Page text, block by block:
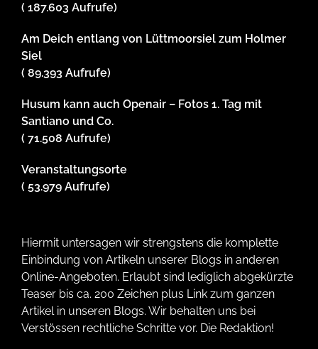
( 187.603 Aufrufe)
Am Deich entlang von Lüttmoorsiel zum Holmer
Siel
( 89.393 Aufrufe)
Husum kann auch Openair – Fotos 1. Tag mit
Santiano und Co.
( 71.508 Aufrufe)
Veranstaltungsorte
( 53.979 Aufrufe)
Hiermit untersagen wir strengstens die komplette
Einbindung von Artikeln unserer Blogs in anderen
Online-Angeboten. Erlaubt sind lediglich abgekürzte
Teaser bis ca. 200 Zeichen plus Link zum ganzen
Artikel in unseren Blogs. Wir behalten uns bei
Verstössen rechtliche Schritte vor. Die Redaktion!